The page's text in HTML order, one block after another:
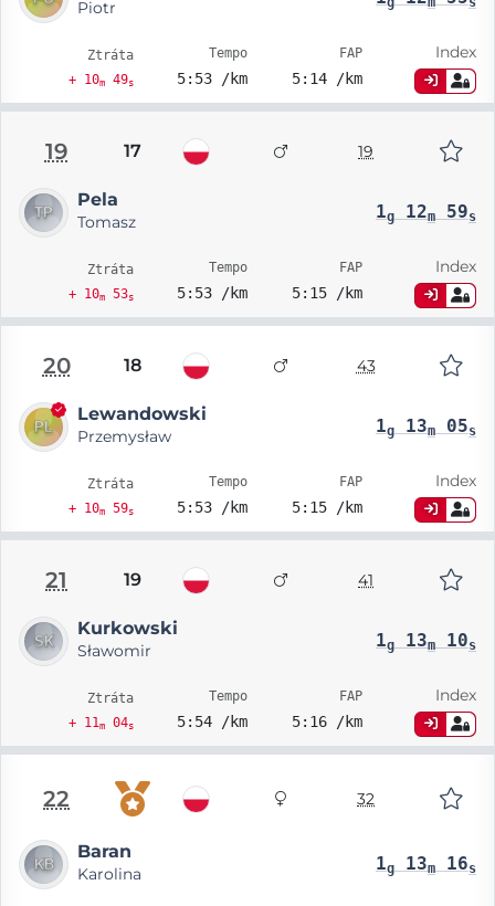
Piotr
Ztráta
+ 10m49s
Tempo
5:53 /km
FAP
5:14 /km
Index
19 17 19
Pela
Tomasz 1g12m59s
Ztráta
+ 10m53s
Tempo
5:53 /km
FAP
5:15 /km
Index
20 18 43
Lewandowski
Przemysław 1g13m05s
Ztráta
+ 10m59s
Tempo
5:53 /km
FAP
5:15 /km
Index
21 19 41
Kurkowski
Sławomir 1g13m10s
Ztráta
+ 11m04s
Tempo
5:54 /km
FAP
5:16 /km
Index
22 32
Baran
Karolina 1g13m16s